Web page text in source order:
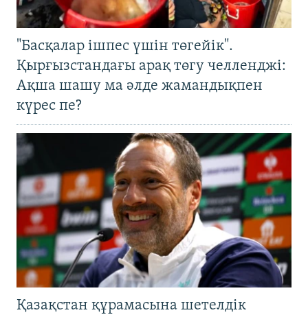
"Басқалар ішпес үшін төгейік".
Қырғызстандағы арақ төгу челленджі:
Ақша шашу ма әлде жамандықпен
күрес пе?
Қазақстан құрамасына шетелдік